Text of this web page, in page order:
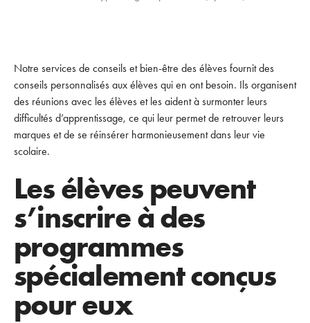
Notre services de conseils et bien-être des élèves fournit des
conseils personnalisés aux élèves qui en ont besoin. Ils organisent
des réunions avec les élèves et les aident à surmonter leurs
difficultés d’apprentissage, ce qui leur permet de retrouver leurs
marques et de se réinsérer harmonieusement dans leur vie
scolaire.
Les élèves peuvent
s’inscrire à des
programmes
spécialement conçus
pour eux